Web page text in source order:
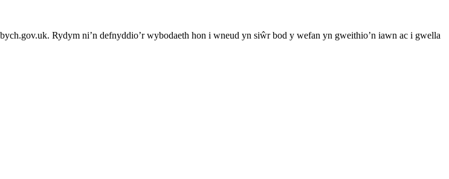
Rydym ni’n defnyddio’r wybodaeth hon i wneud yn siŵr bod y wefan yn gweithio’n iawn ac i gwella